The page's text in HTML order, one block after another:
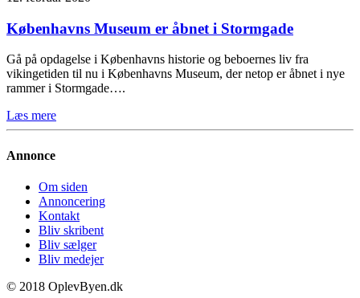
Københavns Museum er åbnet i Stormgade
Gå på opdagelse i Københavns historie og beboernes liv fra
vikingetiden til nu i Københavns Museum, der netop er åbnet i nye
rammer i Stormgade….
Læs mere
Annonce
Om siden
Annoncering
Kontakt
Bliv skribent
Bliv sælger
Bliv medejer
© 2018 OplevByen.dk